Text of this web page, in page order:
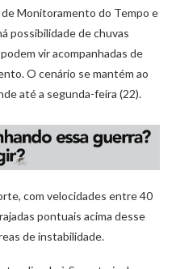
Monitoramento do Tempo e
possibilidade de chuvas
vir acompanhadas de
O cenário se mantém ao
até a segunda-feira (22).
com velocidades entre 40
pontuais acima desse
de instabilidade.